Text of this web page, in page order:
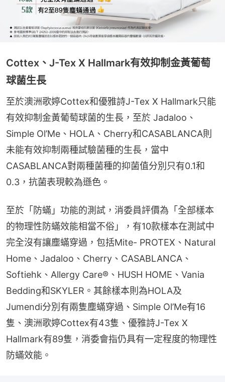
Cottex、J-Tex X Hallmark有效抑制金黃葡萄
球菌生長
至於澳洲歌婷Cottex和優雅詩J-Tex X Hallmark只能
有效抑制金黃葡萄球菌的生長，至於 Jadaloo、
Simple Ol’Me、HOLA、Cherry和CASABLANCA則
未能有效抑制兩種試驗菌種的生長，當中
CASABLANCA對兩種菌種的抑菌值分別只有0.1和
0.3，抗菌表現較為遜色。
至於「防蟎」功能的測試，消委員評價為「全部樣本
的物理性防蟎效能相當不俗」，有10款樣本在測試中
完全沒有讓塵蟎穿過，包括Mite- PROTEX、Natural
Home、Jadaloo、Cherry、CASABLANCA、
Softiehk、Allergy Care®、HUSH HOME、Vania
Bedding和SKYLER。其餘樣本則為HOLA及
Jumendi分別有兩隻塵蟎穿過、Simple Ol’Me有16
隻、澳洲歌婷Cottex有43隻、優雅詩J-Tex X
Hallmark有89隻，消委會指仍具有一定程度的物理性
防蟎效能。